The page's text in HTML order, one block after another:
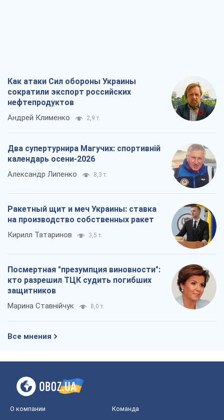
Как атаки Сил обороны Украины
сократили экспорт российских
нефтепродуктов
Андрей Клименко 2,9 т.
Два супертурнира Магучих: спортивній
календарь осени-2026
Александр Липенко 8,3 т.
Ракетный щит и меч Украины: ставка
на производство собственных ракет
Кирилл Татаринов 3,5 т.
Посмертная "презумпция виновности":
кто разрешил ТЦК судить погибших
защитников
Марина Ставнійчук 8,0 т.
Все мнения
О компании Команда